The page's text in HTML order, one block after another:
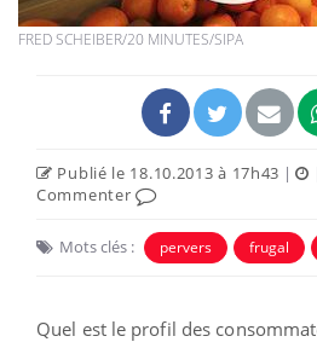
FRED SCHEIBER/20 MINUTES/SIPA
Publié le 18.10.2013 à 17h43 |
Commenter
Mots clés : pervers frugal
Quel est le profil des